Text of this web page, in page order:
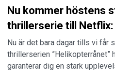
Nu kommer höstens
thrillerserie till Netflix:
Nu är det bara dagar tills vi får
thrillerserien ”Helikopterrånet”
garanterar dig en stark